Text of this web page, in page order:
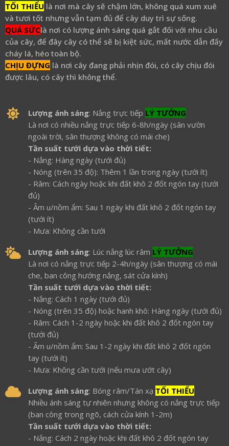
TỐI THIỂU là nơi mà cây sẽ chậm lớn, không quá xum xuê
và tươi tốt nhưng vẫn tạm đủ để cây duy trì sự sống.
QUÁ SỨClà nơi có lượng ánh sáng quá gắt đối với nhu cầu
của cây, để đây cây có thể sẽ bị kiệt sức, mất nước dẫn đấy
cháy lá, héo toàn bộ.
CHỊU ĐỰNG là nơi cây đang phải nhịn đói, có cây chịu đói
được lâu, có cây thì không thể.
Lượng ánh sáng: Nắng trực tiếp LÝ TƯỞNG
Là nơi có nhiều nắng trực tiếp 6-8h/ngày (sân vườn
ngoài trời, sân thượng không có mái che)
Tần suất tưới dựa vào thời tiết:
- Nắng: Hàng ngày (tưới đủ)
- Nóng (trên 35 độ): Thêm 1 lần trong ngày (tưới ít)
- Râm: Cách ngày hoặc khi đất khô 2 đốt ngón tay (tưới
đủ)
- Âm u/nồm ẩm: Sau 1 ngày khi đất khô 2 đốt ngón tay
(tưới ít)
- Mưa: Không cần tưới
Lượng ánh sáng: Lúc nắng lúc râm LÝ TƯỞNG
Là nơi có nắng trực tiếp 2-4h/ngày (sân thượng có mái
che, ban công hướng nắng, sát cửa kính)
Tần suất tưới dựa vào thời tiết:
- Nắng: Cách 1 ngày (tưới đủ)
- Nóng (trên 35 độ) hoặc hanh khô: Hàng ngày (tưới đủ)
- Râm: Cách 1-2 ngày hoặc khi đất khô 2 đốt ngón tay
(tưới đủ)
- Âm u/nồm ẩm: Sau 1-2 ngày khi đất khô 2 đốt ngón
tay (tưới ít)
- Mưa: Không cần tưới (nếu mưa ướt cây)
Lượng ánh sáng: Bóng râm/Tán xạ TỐI THIỂU
Nhiều ánh sáng tự nhiên nhưng không có nắng trực tiếp
(ban công trong ngõ, cách cửa kính 1-2m)
Tần suất tưới dựa vào thời tiết:
- Nắng: Cách 2 ngày hoặc khi đất khô 2 đốt ngón tay